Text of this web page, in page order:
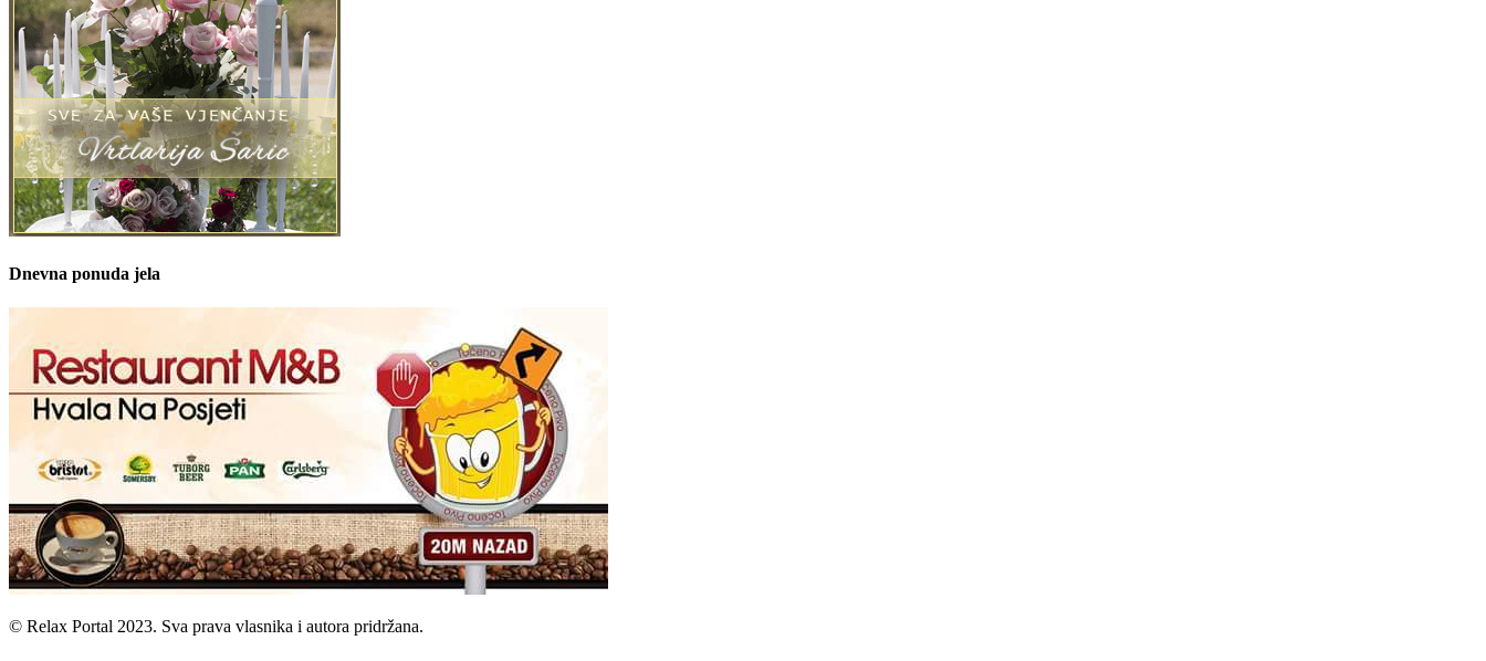
Dnevna ponuda jela
© Relax Portal 2023. Sva prava vlasnika i autora pridržana.